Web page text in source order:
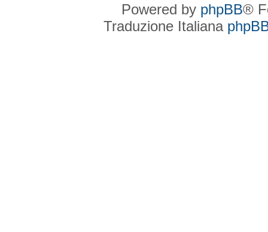
Powered by phpBB®
Traduzione Italiana